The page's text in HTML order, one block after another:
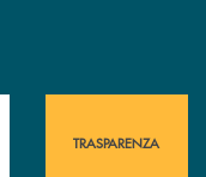
filiali&nbsp; di Banca
immediata?
TRASPARENZA